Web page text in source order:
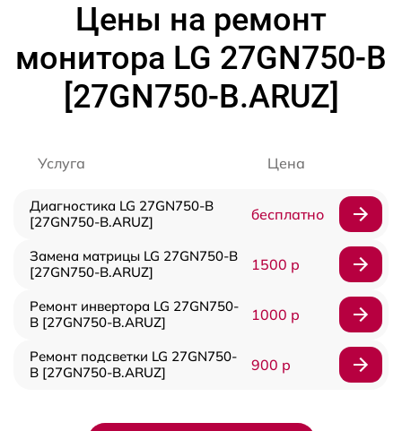
Цены на ремонт
монитора LG 27GN750-B
[27GN750-B.ARUZ]
Услуга Цена
Диагностика LG 27GN750-B
[27GN750-B.ARUZ]
бесплатно
Замена матрицы LG 27GN750-B
[27GN750-B.ARUZ]
1500 р
Ремонт инвертора LG 27GN750-
B [27GN750-B.ARUZ]
1000 р
Ремонт подсветки LG 27GN750-
B [27GN750-B.ARUZ]
900 р